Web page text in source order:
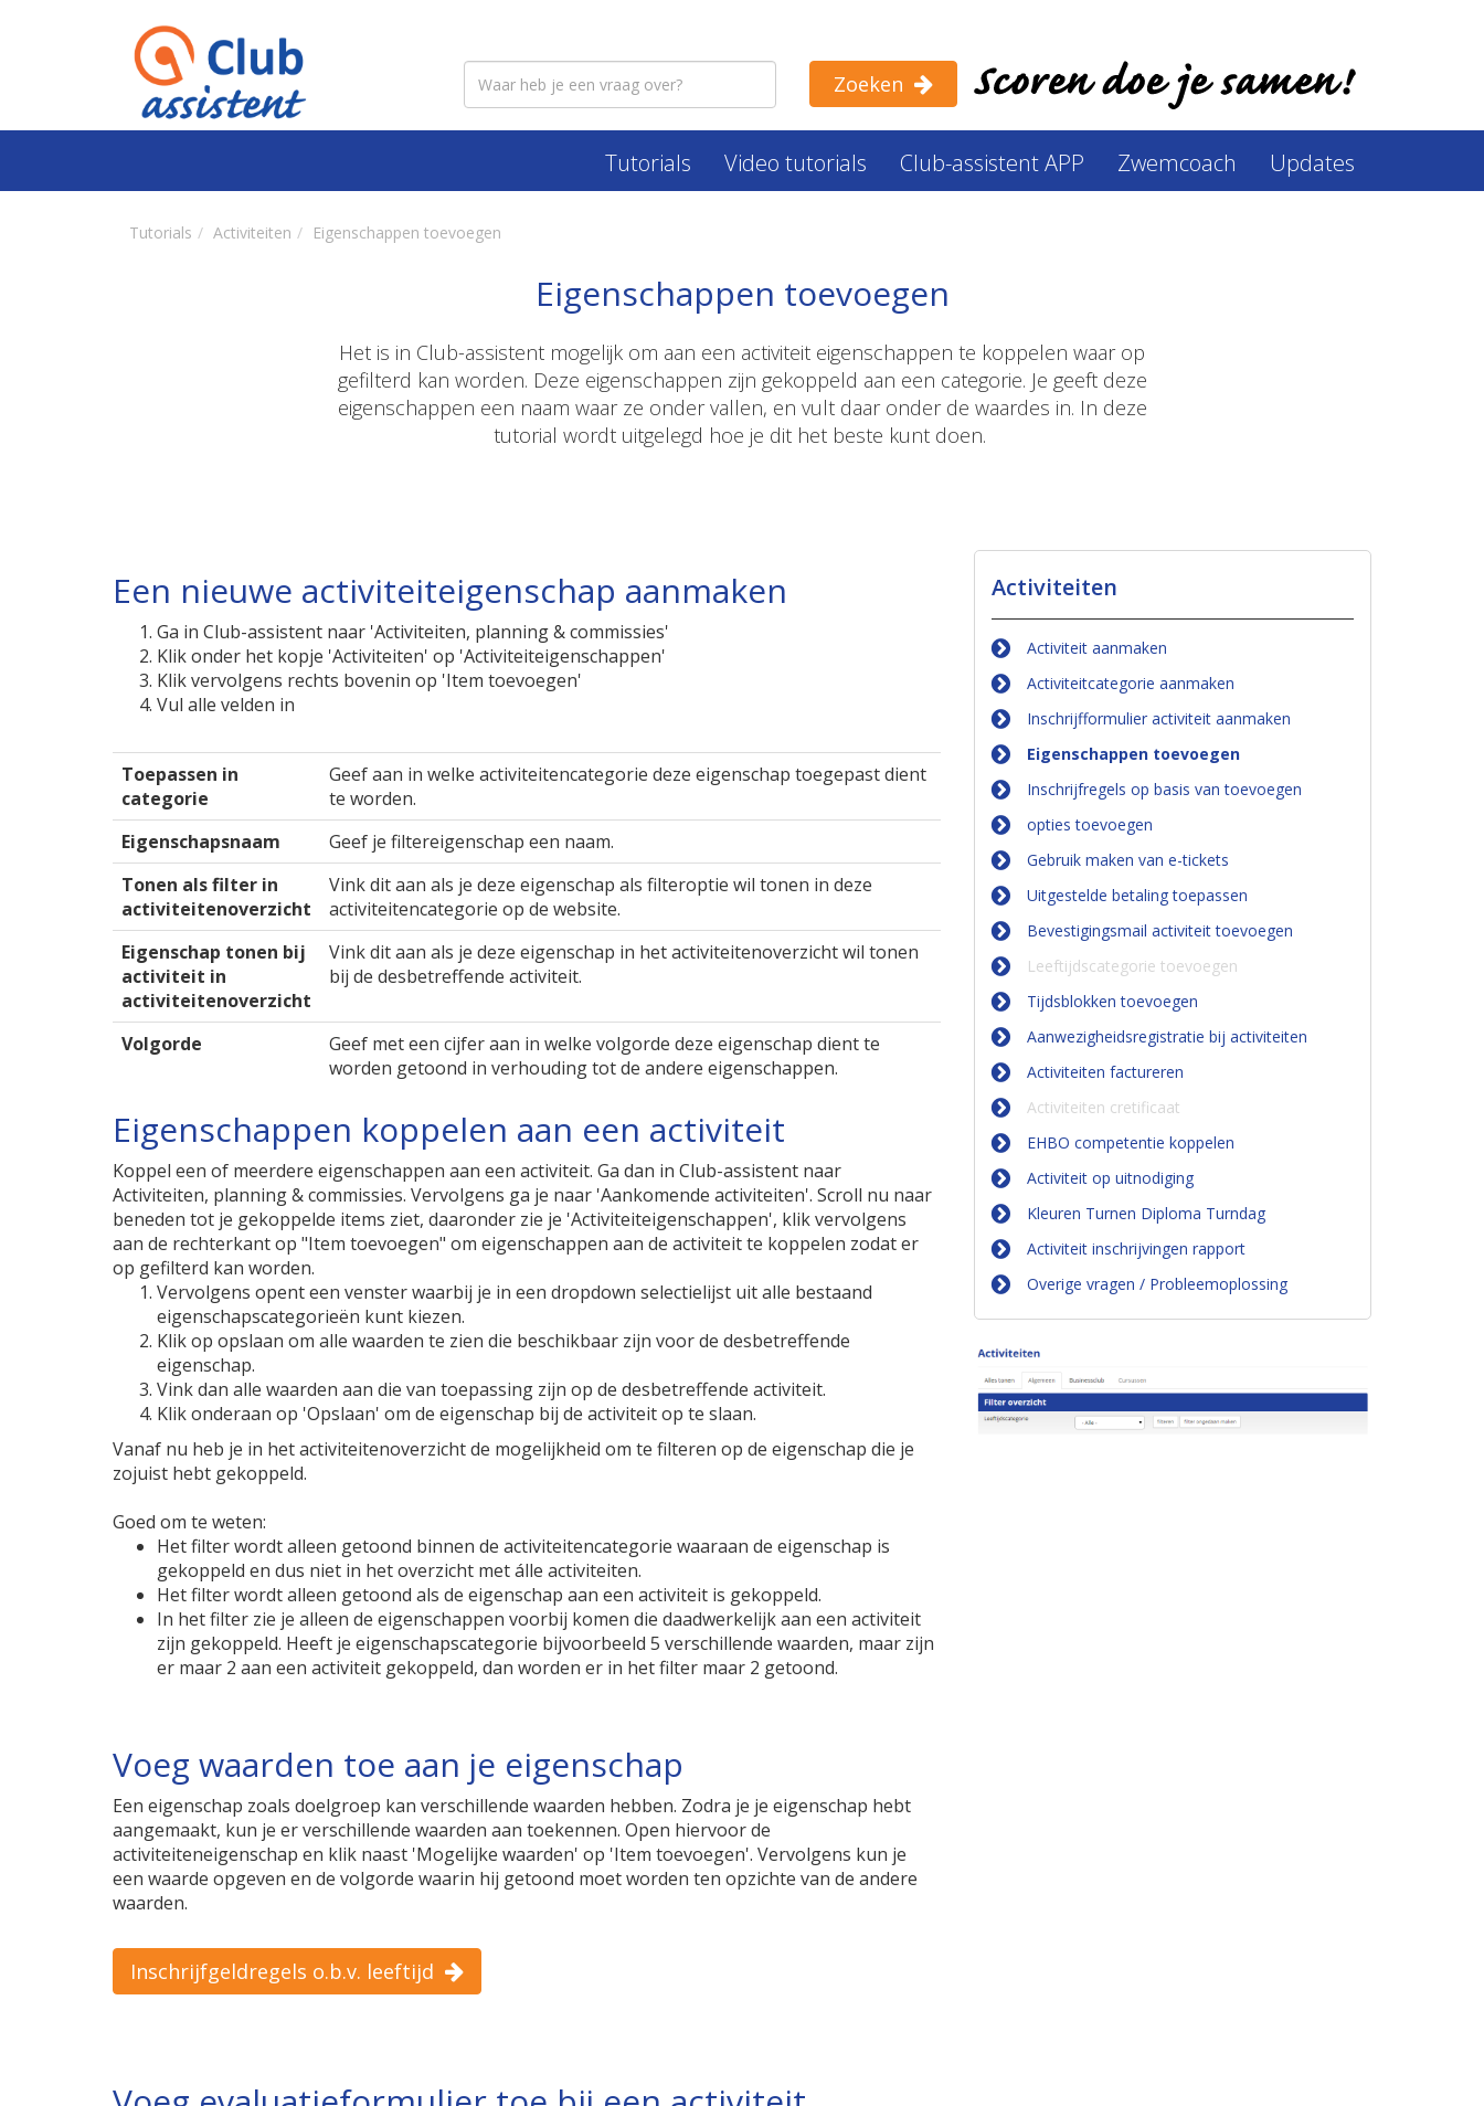
Zoeken
Tutorials Video tutorials Club-assistent APP Zwemcoach Updates
Tutorials Activiteiten Eigenschappen toevoegen
Eigenschappen toevoegen
Het is in Club-assistent mogelijk om aan een activiteit eigenschappen te koppelen waar op
gefilterd kan worden. Deze eigenschappen zijn gekoppeld aan een categorie. Je geeft deze
eigenschappen een naam waar ze onder vallen, en vult daar onder de waardes in. In deze
tutorial wordt uitgelegd hoe je dit het beste kunt doen.
Een nieuwe activiteiteigenschap aanmaken
Ga in Club-assistent naar 'Activiteiten, planning & commissies'
Klik onder het kopje 'Activiteiten' op 'Activiteiteigenschappen'
Klik vervolgens rechts bovenin op 'Item toevoegen'
Vul alle velden in
Toepassen in
categorie
Geef aan in welke activiteitencategorie deze eigenschap toegepast dient
te worden.
Eigenschapsnaam
Geef je filtereigenschap een naam.
Tonen als filter in
activiteitenoverzicht
Vink dit aan als je deze eigenschap als filteroptie wil tonen in deze
activiteitencategorie op de website.
Eigenschap tonen bij
activiteit in
activiteitenoverzicht
Vink dit aan als je deze eigenschap in het activiteitenoverzicht wil tonen
bij de desbetreffende activiteit.
Volgorde
Geef met een cijfer aan in welke volgorde deze eigenschap dient te
worden getoond in verhouding tot de andere eigenschappen.
Eigenschappen koppelen aan een activiteit
Koppel een of meerdere eigenschappen aan een activiteit. Ga dan in Club-assistent naar
Activiteiten, planning & commissies. Vervolgens ga je naar 'Aankomende activiteiten'. Scroll nu naar
beneden tot je gekoppelde items ziet, daaronder zie je 'Activiteiteigenschappen', klik vervolgens
aan de rechterkant op "Item toevoegen" om eigenschappen aan de activiteit te koppelen zodat er
op gefilterd kan worden.
Vervolgens opent een venster waarbij je in een dropdown selectielijst uit alle bestaand
eigenschapscategorieën kunt kiezen.
Klik op opslaan om alle waarden te zien die beschikbaar zijn voor de desbetreffende
eigenschap.
Vink dan alle waarden aan die van toepassing zijn op de desbetreffende activiteit.
Klik onderaan op 'Opslaan' om de eigenschap bij de activiteit op te slaan.
Vanaf nu heb je in het activiteitenoverzicht de mogelijkheid om te filteren op de eigenschap die je
zojuist hebt gekoppeld.
Goed om te weten:
Het filter wordt alleen getoond binnen de activiteitencategorie waaraan de eigenschap is
gekoppeld en dus niet in het overzicht met álle activiteiten.
Het filter wordt alleen getoond als de eigenschap aan een activiteit is gekoppeld.
In het filter zie je alleen de eigenschappen voorbij komen die daadwerkelijk aan een activiteit
zijn gekoppeld. Heeft je eigenschapscategorie bijvoorbeeld 5 verschillende waarden, maar zijn
er maar 2 aan een activiteit gekoppeld, dan worden er in het filter maar 2 getoond.
Activiteiten
Activiteit aanmaken
Activiteitcategorie aanmaken
Inschrijfformulier activiteit aanmaken
Eigenschappen toevoegen
Inschrijfregels op basis van toevoegen
opties toevoegen
Gebruik maken van e-tickets
Uitgestelde betaling toepassen
Bevestigingsmail activiteit toevoegen
Leeftijdscategorie toevoegen
Tijdsblokken toevoegen
Aanwezigheidsregistratie bij activiteiten
Activiteiten factureren
Activiteiten cretificaat
EHBO competentie koppelen
Activiteit op uitnodiging
Kleuren Turnen Diploma Turndag
Activiteit inschrijvingen rapport
Overige vragen / Probleemoplossing
Voeg waarden toe aan je eigenschap
Een eigenschap zoals doelgroep kan verschillende waarden hebben. Zodra je je eigenschap hebt
aangemaakt, kun je er verschillende waarden aan toekennen. Open hiervoor de
activiteiteneigenschap en klik naast 'Mogelijke waarden' op 'Item toevoegen'. Vervolgens kun je
een waarde opgeven en de volgorde waarin hij getoond moet worden ten opzichte van de andere
waarden.
Inschrijfgeldregels o.b.v. leeftijd